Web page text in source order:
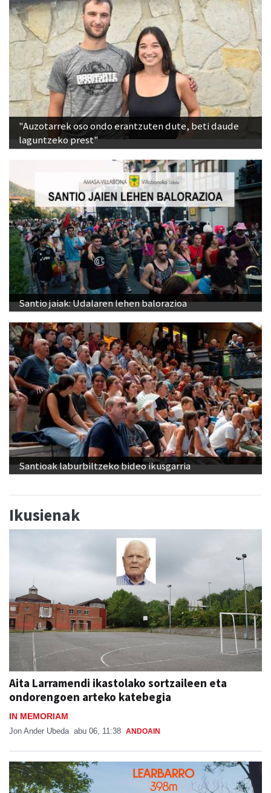
"Auzotarrek oso ondo erantzuten dute, beti daude
laguntzeko prest"
Santio jaiak: Udalaren lehen balorazioa
Santioak laburbiltzeko bideo ikusgarria
Ikusienak
Aita Larramendi ikastolako sortzaileen eta
ondorengoen arteko katebegia
IN MEMORIAM
Jon Ander Ubeda abu 06, 11:38 ANDOAIN